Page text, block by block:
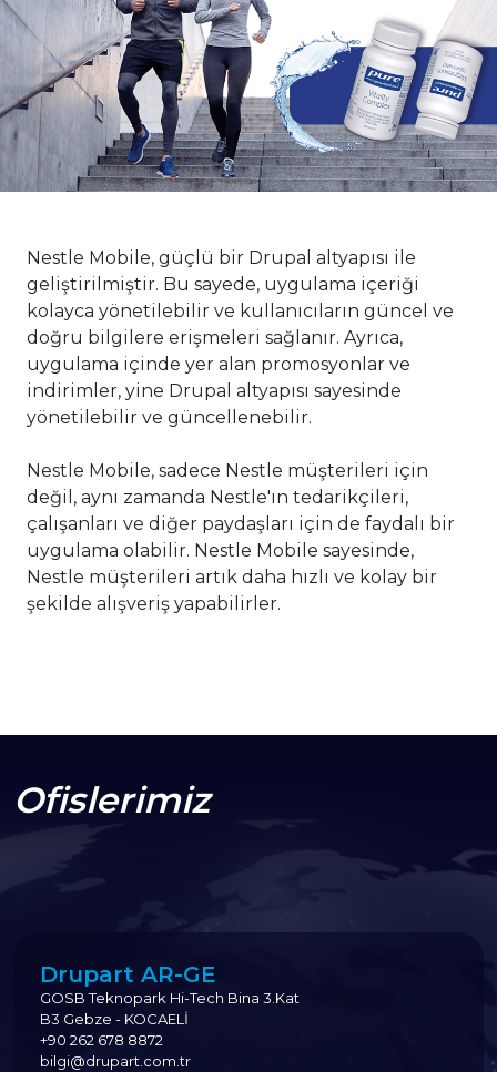
Nestle Mobile, güçlü bir Drupal altyapısı ile
geliştirilmiştir. Bu sayede, uygulama içeriği
kolayca yönetilebilir ve kullanıcıların güncel ve
doğru bilgilere erişmeleri sağlanır. Ayrıca,
uygulama içinde yer alan promosyonlar ve
indirimler, yine Drupal altyapısı sayesinde
yönetilebilir ve güncellenebilir.
Nestle Mobile, sadece Nestle müşterileri için
değil, aynı zamanda Nestle'ın tedarikçileri,
çalışanları ve diğer paydaşları için de faydalı bir
uygulama olabilir. Nestle Mobile sayesinde,
Nestle müşterileri artık daha hızlı ve kolay bir
şekilde alışveriş yapabilirler.
Ofislerimiz
Drupart AR-GE
GOSB Teknopark Hi-Tech Bina 3.Kat
B3 Gebze - KOCAELİ
+90 262 678 8872
bilgi@drupart.com.tr